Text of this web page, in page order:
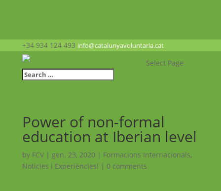
+34 934 124 493 info@catalunyavoluntaria.cat
Select Page
Power of non-formal
education at Iberian level
by FCV| gen. 23, 2020 | Formacions Internacionals,
Noticies i Experiències! | 0 comments